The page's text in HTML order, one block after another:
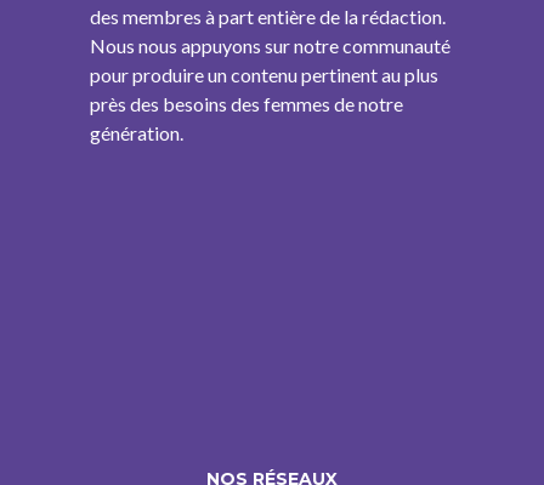
des membres à part entière de la rédaction.
Nous nous appuyons sur notre communauté
pour produire un contenu pertinent au plus
près des besoins des femmes de notre
génération.
NOS RÉSEAUX